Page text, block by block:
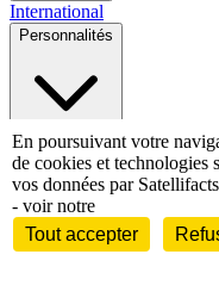
International
Personnalités
InterviewBiographies
mouvements Distinctions
(tweets)
Festivals - Évènements
En poursuivant votre
de cookies et technologies
vos données par
- voir notre
Tout accepter